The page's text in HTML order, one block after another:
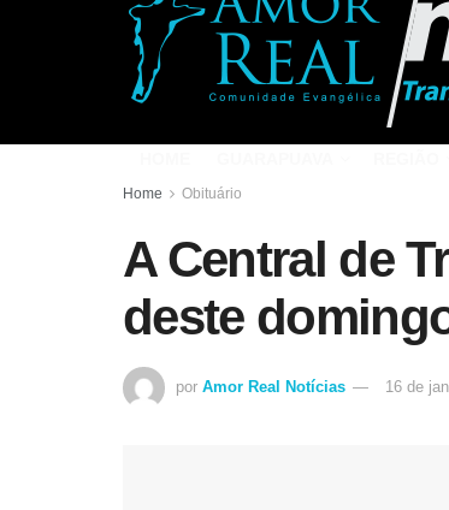
Home Obituário
A Central de
deste
por Amor Real Notícias 16 de